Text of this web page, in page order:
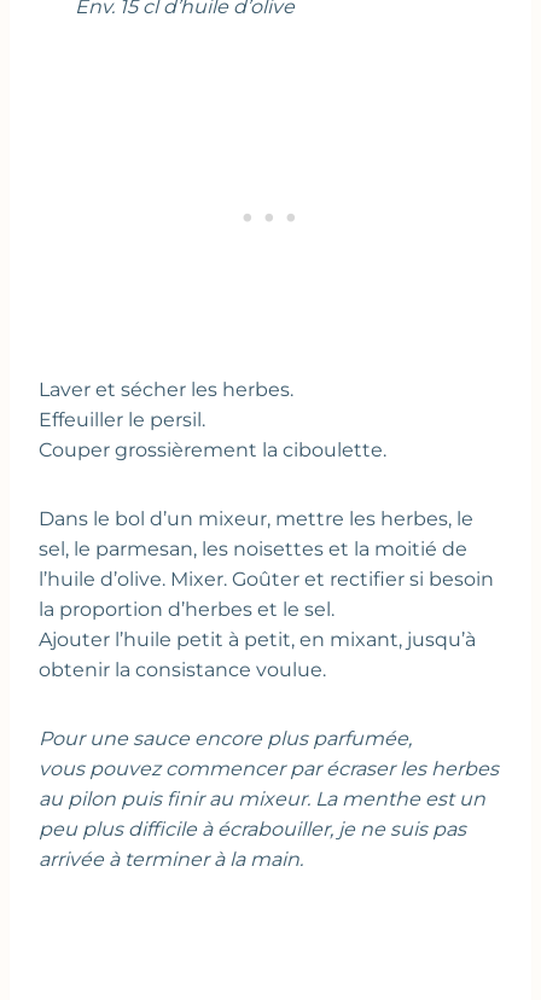
Env. 15 cl d’huile d’olive
Laver et sécher les herbes.
Effeuiller le persil.
Couper grossièrement la ciboulette.
Dans le bol d’un mixeur, mettre les herbes, le
sel, le parmesan, les noisettes et la moitié de
l’huile d’olive. Mixer. Goûter et rectifier si besoin
la proportion d’herbes et le sel.
Ajouter l’huile petit à petit, en mixant, jusqu’à
obtenir la consistance voulue.
Pour une sauce encore plus parfumée,
vous pouvez commencer par écraser les herbes
au pilon puis finir au mixeur. La menthe est un
peu plus difficile à écrabouiller, je ne suis pas
arrivée à terminer à la main.